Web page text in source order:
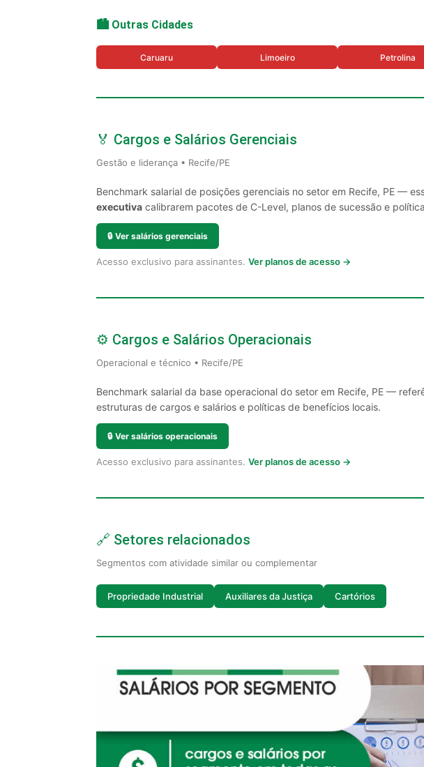
🏙️ Outras Cidades
Caruaru Limoeiro Petrolina
🏅 Cargos e Salários Gerenciais
Gestão e liderança • Recife/PE
Benchmark salarial de posições gerenciais no setor em Recife, PE —
executiva calibrarem pacotes de C-Level, planos de sucessão e
🔒 Ver salários gerenciais
Acesso exclusivo para assinantes. Ver planos de acesso →
⚙️ Cargos e Salários Operacionais
Operacional e técnico • Recife/PE
Benchmark salarial da base operacional do setor em Recife, PE —
estruturas de cargos e salários e políticas de benefícios locais.
🔒 Ver salários operacionais
Acesso exclusivo para assinantes. Ver planos de acesso →
🔗 Setores relacionados
Segmentos com atividade similar ou complementar
Propriedade Industrial Auxiliares da Justiça Cartórios